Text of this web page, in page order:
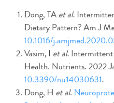
Dong, TAet al.
Dietary Pattern? Am J
10.1016/
Vasim, I et al. Intermittent
Health. Nutrients. 2022
10.3390/nu14030631.
Dong, H et al.